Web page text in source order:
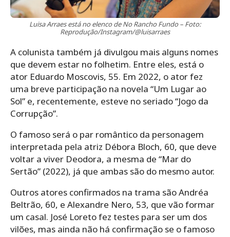
Luisa Arraes está no elenco de No Rancho Fundo – Foto:
Reprodução/Instagram/@luisarraes
A colunista também já divulgou mais alguns nomes
que devem estar no folhetim. Entre eles, está o
ator Eduardo Moscovis, 55. Em 2022, o ator fez
uma breve participação na novela “Um Lugar ao
Sol” e, recentemente, esteve no seriado “Jogo da
Corrupção”.
O famoso será o par romântico da personagem
interpretada pela atriz Débora Bloch, 60, que deve
voltar a viver Deodora, a mesma de “Mar do
Sertão” (2022), já que ambas são do mesmo autor.
Outros atores confirmados na trama são Andréa
Beltrão, 60, e Alexandre Nero, 53, que vão formar
um casal. José Loreto fez testes para ser um dos
vilões, mas ainda não há confirmação se o famoso